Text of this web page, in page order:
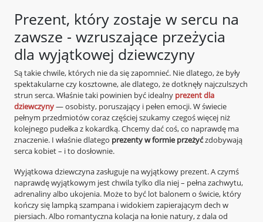
Prezent, który zostaje w sercu na
zawsze - wzruszające przeżycia
dla wyjątkowej dziewczyny
Są takie chwile, których nie da się zapomnieć. Nie dlatego, że były
spektakularne czy kosztowne, ale dlatego, że dotknęły najczulszych
strun serca. Właśnie taki powinien być idealny prezent dla
dziewczyny— osobisty, poruszający i pełen emocji. W świecie
pełnym przedmiotów coraz częściej szukamy czegoś więcej niż
kolejnego pudełka z kokardką. Chcemy dać coś, co naprawdę ma
znaczenie. I właśnie dlatego prezenty w formie przeżyćzdobywają
serca kobiet – i to dosłownie.
Wyjątkowa dziewczyna zasługuje na wyjątkowy prezent. A czymś
naprawdę wyjątkowym jest chwila tylko dla niej – pełna zachwytu,
adrenaliny albo ukojenia. Może to być lot balonem o świcie, który
kończy się lampką szampana i widokiem zapierającym dech w
piersiach. Albo romantyczna kolacja na łonie natury, z dala od